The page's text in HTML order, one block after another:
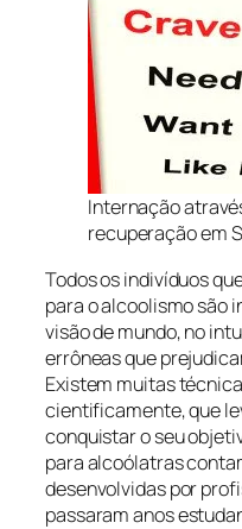
Internação
recuperação em
Todos os indivíduos
para o alcoolismo são
visão de mundo, no
errôneas que
Existem muitas
cientificamente, que
conquistar o seu
para alcoólatras
desenvolvidas por
passaram anos